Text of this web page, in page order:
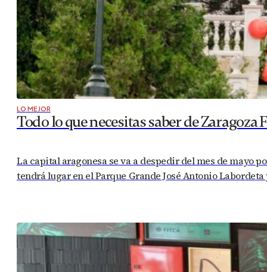
LO MEJOR
Todo lo que necesitas saber de Zaragoza
La capital aragonesa se va a despedir del mes de mayo
tendrá lugar en el Parque Grande José Antonio